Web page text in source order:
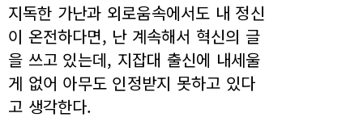
지독한 가난과 외로움속에서도 내 정신
이 온전하다면, 난 계속해서 혁신의 글
을 쓰고 있는데, 지잡대 출신에 내세울
게 없어 아무도 인정받지 못하고 있다
고 생각한다.